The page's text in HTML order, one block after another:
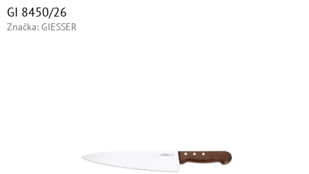
GI 8450/26
Značka: GIESSER